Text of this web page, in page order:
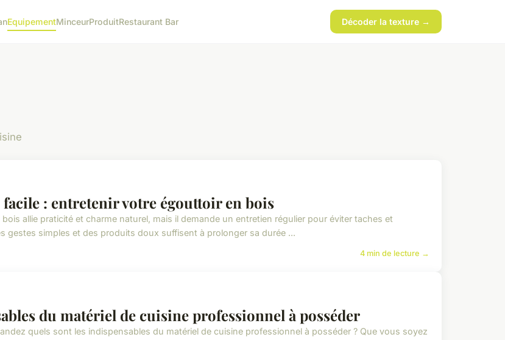
EquipementMinceurProduitRestaurant Bar Décoder la texture →
facile : entretenir votre égouttoir en bois
allie praticité et charme naturel, mais il demande un entretien régulier pour éviter taches et
gestes simples et des produits doux suffisent à prolonger sa durée ...
4 min de lecture →
du matériel de cuisine professionnel à posséder
quels sont les indispensables du matériel de cuisine professionnel à posséder ? Que vous soyez